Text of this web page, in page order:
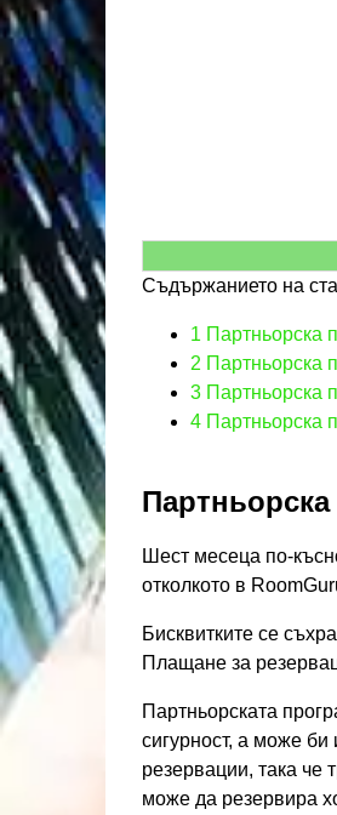
Съдържанието на
1 Партньорска
2 Партньорска
3 Партньорска
4 Партньорска
Шест месеца по-
отколкото в
Бисквитките се
Плащане за
Партньорската
сигурност, а може
резервации, така че
може да резервира